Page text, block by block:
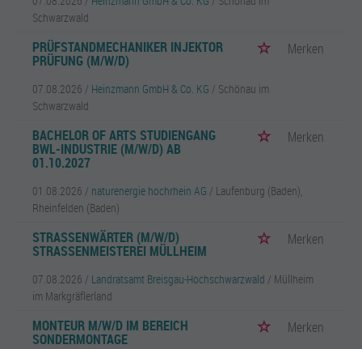
Schwarzwald
PRÜFSTANDMECHANIKER INJEKTOR
PRÜFUNG (M/W/D)
Merken
07.08.2026 / Heinzmann GmbH & Co. KG / Schönau im
Schwarzwald
BACHELOR OF ARTS STUDIENGANG
BWL-INDUSTRIE (M/W/D) AB
01.10.2027
Merken
01.08.2026 / naturenergie hochrhein AG / Laufenburg (Baden),
Rheinfelden (Baden)
STRASSENWÄRTER (M/W/D) S
TRASSENMEISTEREI MÜLLHEIM
Merken
07.08.2026 / Landratsamt Breisgau-Hochschwarzwald / Müllheim
im Markgräflerland
MONTEUR M/W/D IM BEREICH
SONDERMONTAGE
Merken